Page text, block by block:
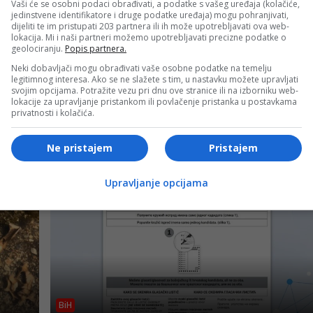
evropskih integracija BiH i da smatraju “da ipak ne
“europeiziraju”, sve dok ne počnu poštovati osnove
žrtvama, uvažavanje istine i vladavine prava”.
- OGLAS -
BiH
Vaši će se osobni podaci obrađivati, a podatke s vašeg uređaja (kolačiće,
jedinstvene identifikatore i druge podatke uređaja) mogu pohranjivati,
dijeliti te im pristupati 203 partnera ili ih može upotrebljavati ova web-
lokacija. Mi i naši partneri možemo upotrebljavati precizne podatke o
geolociranju. Popis partnera.
Neki dobavljači mogu obrađivati vaše osobne podatke na temelju
legitimnog interesa. Ako se ne slažete s tim, u nastavku možete upravljati
svojim opcijama. Potražite vezu pri dnu ove stranice ili na izborniku web-
lokacije za upravljanje pristankom ili povlačenje pristanka u postavkama
privatnosti i kolačića.
Pristajem
Ne pristajem
Upravljanje opcijama